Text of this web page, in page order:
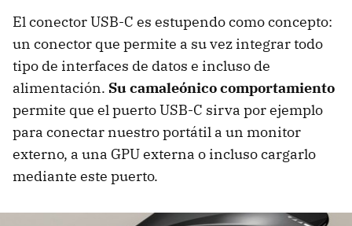
El conector USB-C es estupendo como concepto:
un conector que permite a su vez integrar todo
tipo de interfaces de datos e incluso de
alimentación. Su camaleónico comportamiento
permite que el puerto USB-C sirva por ejemplo
para conectar nuestro portátil a un monitor
externo, a una GPU externa o incluso cargarlo
mediante este puerto.